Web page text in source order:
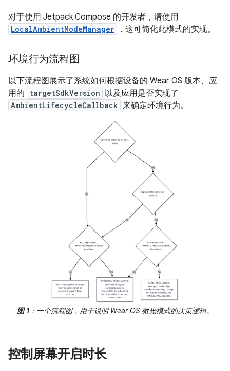
对于使用 Jetpack Compose 的开发者，请使用
LocalAmbientModeManager ，这可简化此模式的实现。
环境行为流程图
以下流程图展示了系统如何根据设备的 Wear OS 版本、应
用的 targetSdkVersion 以及应用是否实现了
AmbientLifecycleCallback 来确定环境行为。
图 1：一个流程图，用于说明 Wear OS 微光模式的决策逻辑。
控制屏幕开启时长